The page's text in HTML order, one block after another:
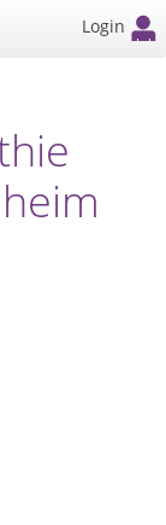
Login